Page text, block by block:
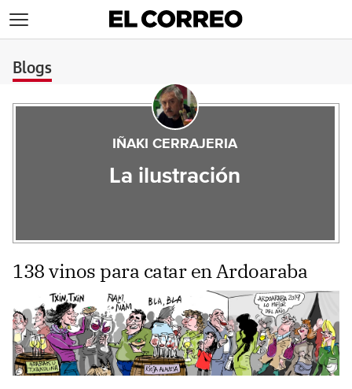
Blogs
IÑAKI CERRAJERIA
La ilustración
138 vinos para catar en Ardoaraba